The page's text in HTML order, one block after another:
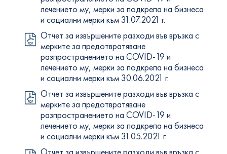
лечението му, мерки за подкрепа на бизнеса
и социални мерки към 31.07.2021 г.
Отчет за извършените разходи във връзка с
мерките за предотвратяване
разпространението на COVID-19 и
лечението му, мерки за подкрепа на бизнеса
и социални мерки към 30.06.2021 г.
Отчет за извършените разходи във връзка с
мерките за предотвратяване
разпространението на COVID-19 и
лечението му, мерки за подкрепа на бизнеса
и социални мерки към 31.05.2021 г.